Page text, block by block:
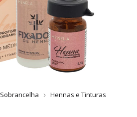
Sobrancelha Hennas e Tinturas